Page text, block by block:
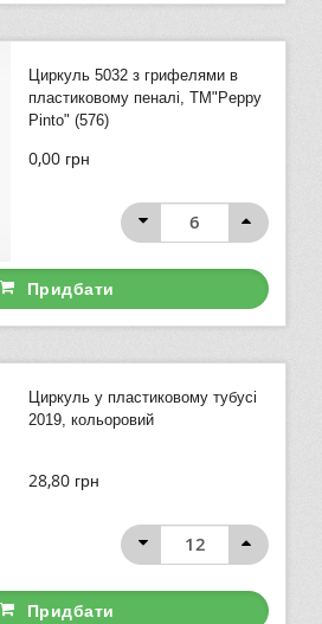
Циркуль 5032 з грифелями в
пластиковому пеналі, ТМ"Peppy
Pinto" (576)
0,00 грн
Придбати
Циркуль у пластиковому тубусі
2019, кольоровий
28,80 грн
Придбати